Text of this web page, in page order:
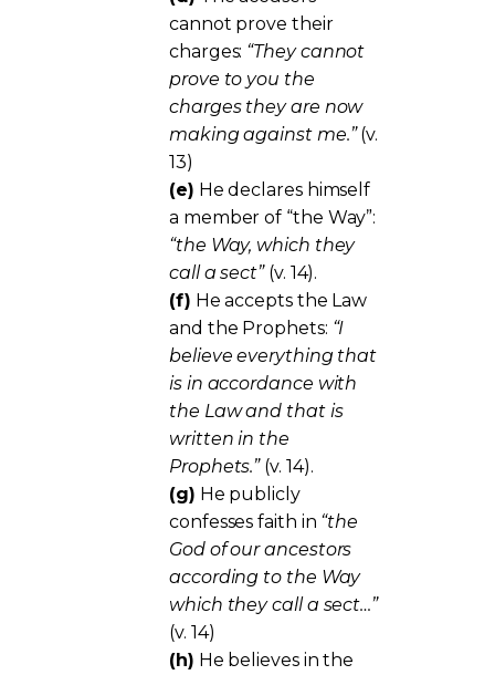
cannot prove their
charges: “They cannot
prove to you the
charges they are now
making against me.”(v.
13)
(e) He declares himself
a member of “the Way”:
“the Way, which they
call a sect”(v. 14).
(f) He accepts the Law
and the Prophets: “I
believe everything that
is in accordance with
the Law and that is
written in the
Prophets.”(v. 14).
(g) He publicly
confesses faith in “the
God of our ancestors
according to the Way
which they call a sect…”
(v. 14)
(h) He believes in the